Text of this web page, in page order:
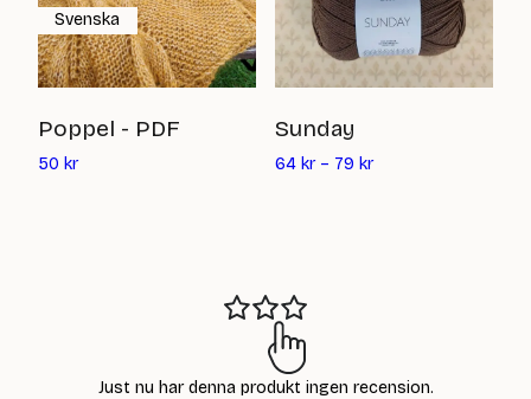
Poppel - PDF
50 krDet
Svenska
Sunday
64 kr – 79 kr
Just nu har denna produkt ingen recension.